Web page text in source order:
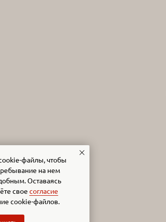
Николаевна
файлы, чтобы
на нем
Оставаясь
свое согласие
cookie-файлов.